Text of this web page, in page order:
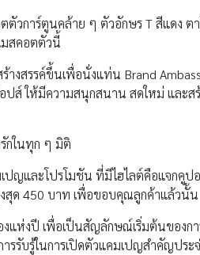
วการ์ตูนคล้าย ๆ ตัวอักษร T สีแดง ต
มสคอตตัวนี้
งสรรค์ขึ้นเพื่อนั่งแท่น Brand
ให้มีความสนุกสนาน สดใหม่ และสร้
กในทุก ๆ มิติ
ญและโปรโมชัน ที่มีไฮไลต์คือแจกคู
สุด 450 บาท เพื่อขอบคุณลูกค้าแล้วนั้น
แห่งปี เพื่อเป็นสัญลักษณ์เริ่มต้นของก
รรับรู้ในการเปิดตัวแคมเปญสำคัญประ